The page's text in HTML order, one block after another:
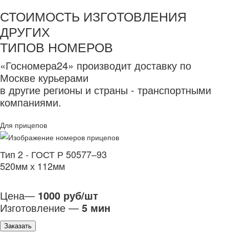
СТОИМОСТЬ ИЗГОТОВЛЕНИЯ
ДРУГИХ
ТИПОВ НОМЕРОВ
«Госномера24» производит доставку по
Москве курьерами
в другие регионы и страны - транспортными
компаниями.
Для прицепов
Тип 2 - ГОСТ Р 50577–93
520мм х 112мм
Цена— 1000 руб/шт
Изготовление — 5 мин
Заказать